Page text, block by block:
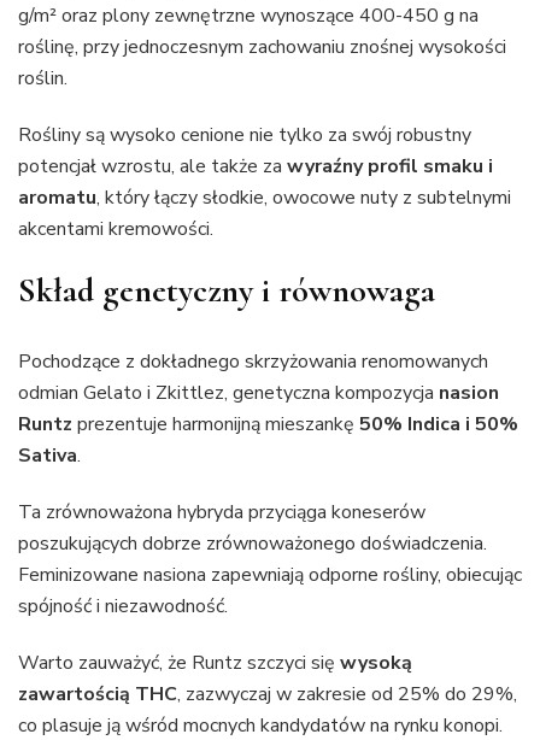
g/m² oraz plony zewnętrzne wynoszące 400-450 g na
roślinę, przy jednoczesnym zachowaniu znośnej wysokości
roślin.
Rośliny są wysoko cenione nie tylko za swój robustny
potencjał wzrostu, ale także za wyraźny profil smaku i
aromatu, który łączy słodkie, owocowe nuty z subtelnymi
akcentami kremowości.
Skład genetyczny i równowaga
Pochodzące z dokładnego skrzyżowania renomowanych
odmian Gelato i Zkittlez, genetyczna kompozycja nasion
Runtz prezentuje harmonijną mieszankę 50% Indica i 50%
Sativa.
Ta zrównoważona hybryda przyciąga koneserów
poszukujących dobrze zrównoważonego doświadczenia.
Feminizowane nasiona zapewniają odporne rośliny, obiecując
spójność i niezawodność.
Warto zauważyć, że Runtz szczyci się wysoką
zawartością THC, zazwyczaj w zakresie od 25% do 29%,
co plasuje ją wśród mocnych kandydatów na rynku konopi.